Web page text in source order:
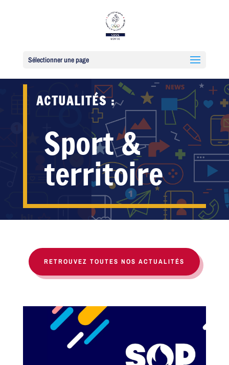
Sélectionner une page
ACTUALITÉS :
Sport &
territoire
RETROUVEZ TOUTES NOS ACTUALITÉS